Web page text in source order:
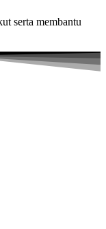
serta membantu